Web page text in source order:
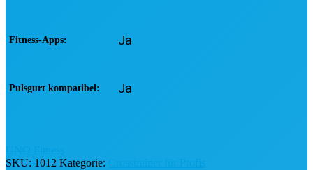
Fitness-Apps Ja
Pulsgurt kompatibel Ja
SKU: 1012 Kategorie: